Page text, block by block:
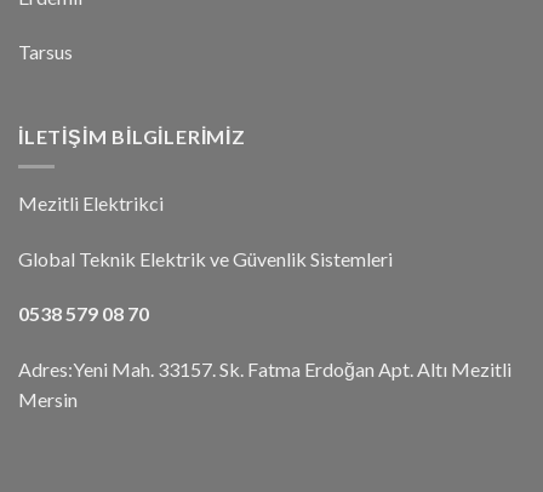
Tarsus
İLETIŞIM BILGILERIMIZ
Mezitli Elektrikci
Global Teknik Elektrik ve Güvenlik Sistemleri
0538 579 08 70
Adres:Yeni Mah. 33157. Sk. Fatma Erdoğan Apt. Altı Mezitli
Mersin